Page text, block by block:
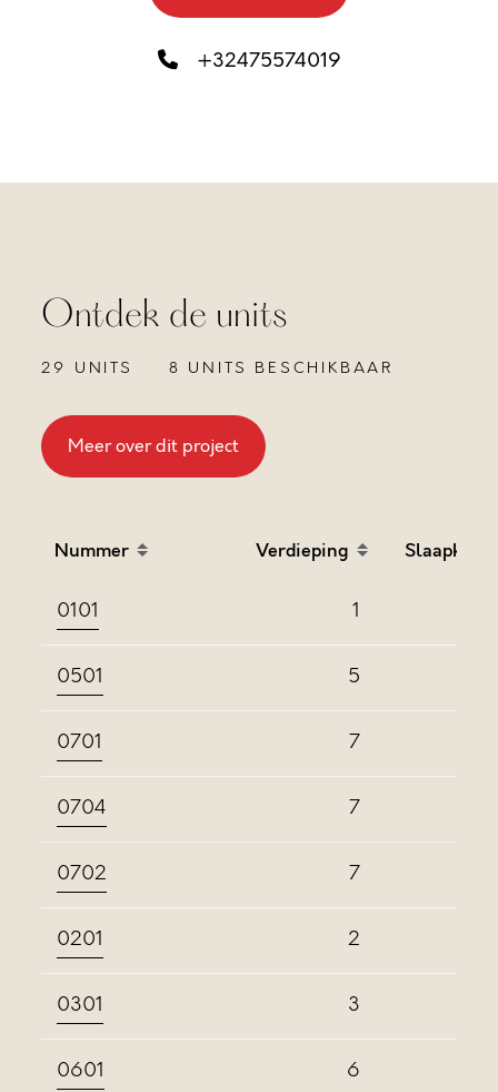
+32475574019
Ontdek de units
29 UNITS 8 UNITS BESCHIKBAAR
Meer over dit project
Nummer
Sort table by Nummer in descending order
Verdieping
Sort table by
0101 1
0501 5
0701 7
0704 7
0702 7
0201 2
0301 3
0601 6